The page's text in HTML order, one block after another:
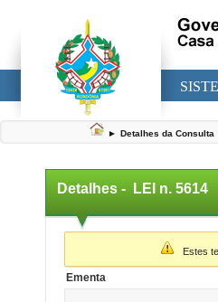
► Detalhes da Consulta
Detalhes - LEI n. 5614
▼
Estes
Ementa